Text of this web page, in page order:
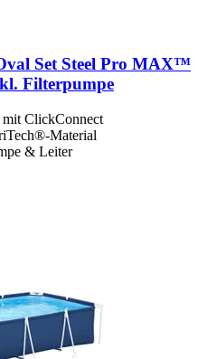
Set Steel Pro MAX™
Filterpumpe
mit ClickConnect
Material
& Leiter